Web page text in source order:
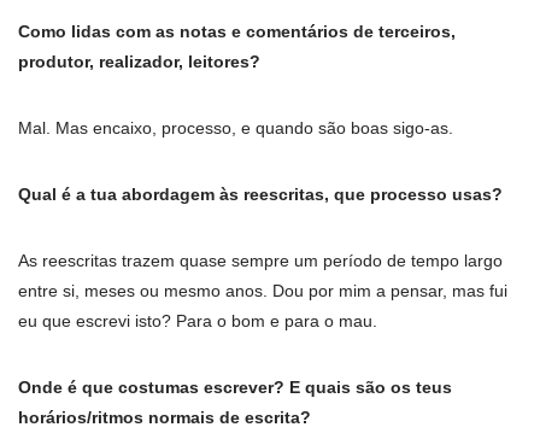
Como lidas com as notas e comentários de terceiros,
produtor, realizador, leitores?
Mal. Mas encaixo, processo, e quando são boas sigo-as.
Qual é a tua abordagem às reescritas, que processo usas?
As reescritas trazem quase sempre um período de tempo largo
entre si, meses ou mesmo anos. Dou por mim a pensar, mas fui
eu que escrevi isto? Para o bom e para o mau.
Onde é que costumas escrever? E quais são os teus
horários/ritmos normais de escrita?